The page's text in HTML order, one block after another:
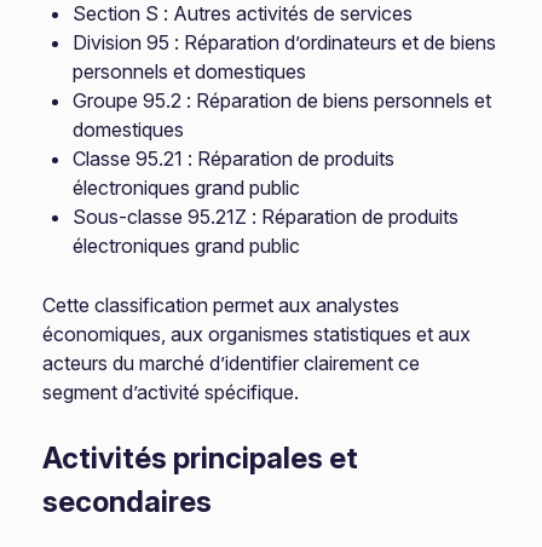
Section S : Autres activités de services
Division 95 : Réparation d’ordinateurs et de biens
personnels et domestiques
Groupe 95.2 : Réparation de biens personnels et
domestiques
Classe 95.21 : Réparation de produits
électroniques grand public
Sous-classe 95.21Z : Réparation de produits
électroniques grand public
Cette classification permet aux analystes
économiques, aux organismes statistiques et aux
acteurs du marché d’identifier clairement ce
segment d’activité spécifique.
Activités principales et
secondaires